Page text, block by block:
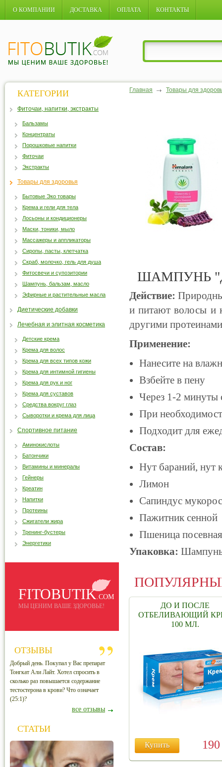
О КОМПАНИИ ДОСТАВКА ОПЛАТА КОНТАКТЫ
Главная Товары для
ШАМПУНЬ
Действие:
и питают волосы и
другими
Применение:
Нанесите на
Взбейте в пену
Через 1-2 минуты
При
Подходит для
Состав:
Нут бараний, нут
Лимон
Сапиндус
Пажитник сенной
Пшеница посевная
Упаковка: Шампунь
ДО И ПОСЛЕ
ОТБЕЛИВАЮЩИЙ
100 МЛ.
Купить
КАТЕГОРИИ
Фиточаи, напитки, экстракты
Бальзамы
Концентраты
Порошковые напитки
Фиточаи
Экстракты
Товары для здоровья
Бытовые Эко товары
Крема и гели для тела
Лосьоны и кондиционеры
Маски, тоники, мыло
Массажеры и аппликаторы
Сиропы, пасты, клетчатка
Скраб, молочко, гель для душа
Фитосвечи и супозитории
Шампунь, бальзам, масло
Эфирные и растительные масла
Диетические добавки
Лечебная и элитная косметика
Детские крема
Крема для волос
Крема для всех типов кожи
Крема для интимной гигиены
Крема для рук и ног
Крема для суставов
Средства вокруг глаз
Сыворотки и крема для лица
Спортивное питание
Аминокислоты
Батончики
Витамины и минералы
Гейнеры
Креатин
Напитки
Протеины
Сжигатели жира
Тренинг-бустеры
Энергетики
FITOBUTIK.COM
МЫ ЦЕНИМ ВАШЕ ЗДОРОВЬЕ!
ОТЗЫВЫ
Добрый день. Покупал у Вас препарат
Тонгкат Али Лайт. Хотел спросить в
сколько раз повышается содержание
тестостерона в крови? Что означает
(25:1)?
все отзывы
СТАТЬИ